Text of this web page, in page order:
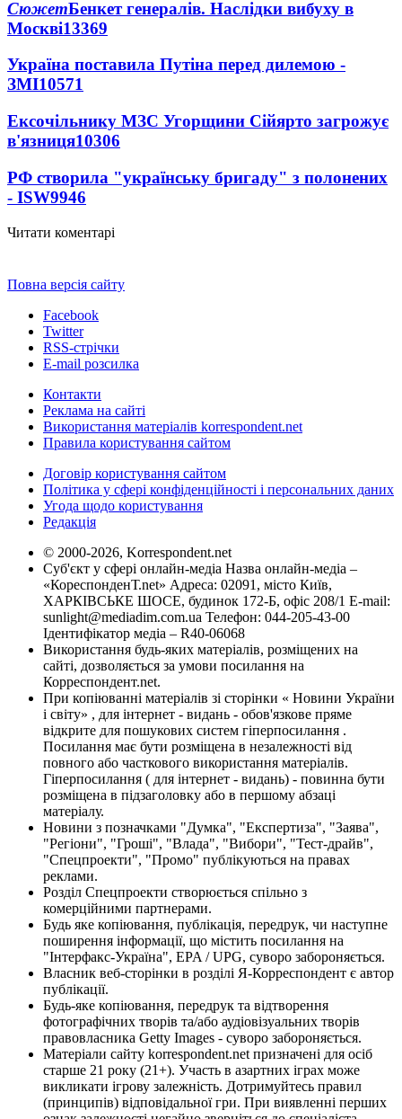
СюжетБенкет генералів. Наслідки вибуху в
Москві13369
Україна поставила Путіна перед дилемою -
ЗМІ10571
Ексочільнику МЗС Угорщини Сійярто загрожує
в'язниця10306
РФ створила "українську бригаду" з полонених
- ISW9946
Читати коментарі
Повна версія сайту
Facebook
Twitter
RSS-стрічки
E-mail розсилка
Контакти
Реклама на сайті
Використання матеріалів korrespondent.net
Правила користування сайтом
Договір користування сайтом
Політика у сфері конфіденційності і персональних даних
Угода щодо користування
Редакція
© 2000-2026, Korrespondent.net
Суб'єкт у сфері онлайн-медіа Назва онлайн-медіа –
«КореспонденТ.net» Адреса: 02091, місто Київ,
ХАРКІВСЬКЕ ШОСЕ, будинок 172-Б, офіс 208/1 E-mail:
sunlight@mediadim.com.ua Телефон: 044-205-43-00
Ідентифікатор медіа – R40-06068
Використання будь-яких матеріалів, розміщених на
сайті, дозволяється за умови посилання на
Корреспондент.net.
При копіюванні матеріалів зі сторінки « Новини України
і світу» , для інтернет - видань - обов'язкове пряме
відкрите для пошукових систем гіперпосилання .
Посилання має бути розміщена в незалежності від
повного або часткового використання матеріалів.
Гіперпосилання ( для інтернет - видань) - повинна бути
розміщена в підзаголовку або в першому абзаці
матеріалу.
Новини з позначками "Думка", "Експертиза", "Заява",
"Регіони", "Гроші", "Влада", "Вибори", "Тест-драйв",
"Спецпроекти", "Промо" публікуються на правах
реклами.
Розділ Спецпроекти створюється спільно з
комерційними партнерами.
Будь яке копіювання, публікація, передрук, чи наступне
поширення інформації, що містить посилання на
"Інтерфакс-Україна", EPA / UPG, суворо забороняється.
Власник веб-сторінки в розділі Я-Корреспондент є автор
публікації.
Будь-яке копіювання, передрук та відтворення
фотографічних творів та/або аудіовізуальних творів
правовласника Getty Images - суворо забороняється.
Матеріали сайту korrespondent.net призначені для осіб
старше 21 року (21+). Участь в азартних іграх може
викликати ігрову залежність. Дотримуйтесь правил
(принципів) відповідальної гри. При виявленні перших